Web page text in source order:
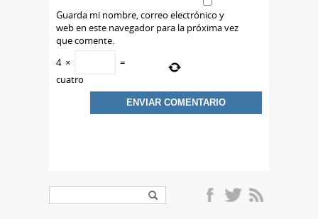
Guarda mi nombre, correo electrónico y
web en este navegador para la próxima vez
que comente.
4 ×
=
cuatro